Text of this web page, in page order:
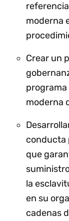
moderna
Crear un
programa
moderna
conducta
que
la
en su
cadenas